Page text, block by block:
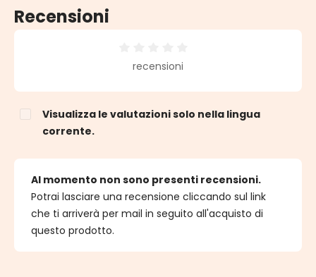
Recensioni
Valutazione media di 0 su 5 stelle
recensioni
Visualizza le valutazioni solo nella lingua
corrente.
Al momento non sono presenti recensioni.
Potrai lasciare una recensione cliccando sul link
che ti arriverà per mail in seguito all'acquisto di
questo prodotto.